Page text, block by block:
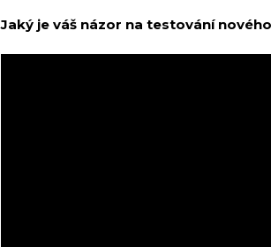
Jaký je váš názor na testování